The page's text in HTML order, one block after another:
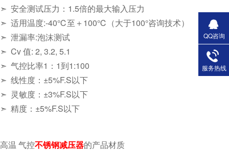
➣ 安全测试压力：1.5倍的最大输入压力
➣ 适用温度:-40℃至＋100℃（大于100°咨询技术）
➣ 泄漏率:泡沫测试
➣ Cv 值: 2, 3.2, 5.1
➣ 气控比率1：1到1:100
➣ 线性度：±5%F.S以下
➣ 灵敏度：±3%F.S以下
➣ 精度：±5%F.S以下
高温 气控不锈钢减压器的产品材质
QQ咨询
服务热线